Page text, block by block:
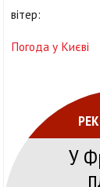
вітер:
Погода у Києві
У